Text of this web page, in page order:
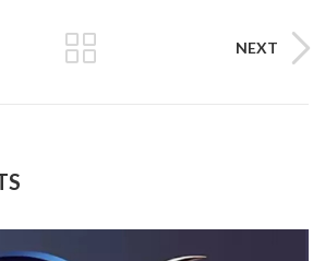
NEXT